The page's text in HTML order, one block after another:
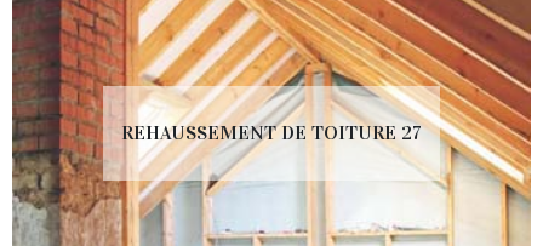
REHAUSSEMENT DE TOITURE 27